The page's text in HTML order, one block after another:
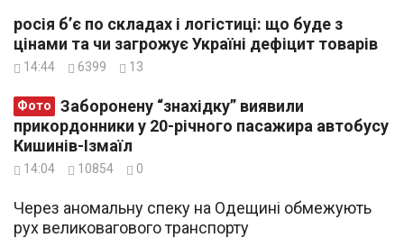
росія б’є по складах і логістиці: що буде з
цінами та чи загрожує Україні дефіцит товарів
14:44 6399 13
Фото
прикордонники у 20-річного пасажира автобусу
Кишинів-Ізмаїл
14:04 10854 0
Через аномальну спеку на Одещині обмежують
рух великовагового транспорту